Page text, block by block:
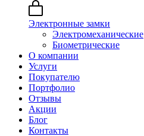
Электронные замки
Электромеханические
Биометрические
О компании
Услуги
Покупателю
Портфолио
Отзывы
Акции
Блог
Контакты